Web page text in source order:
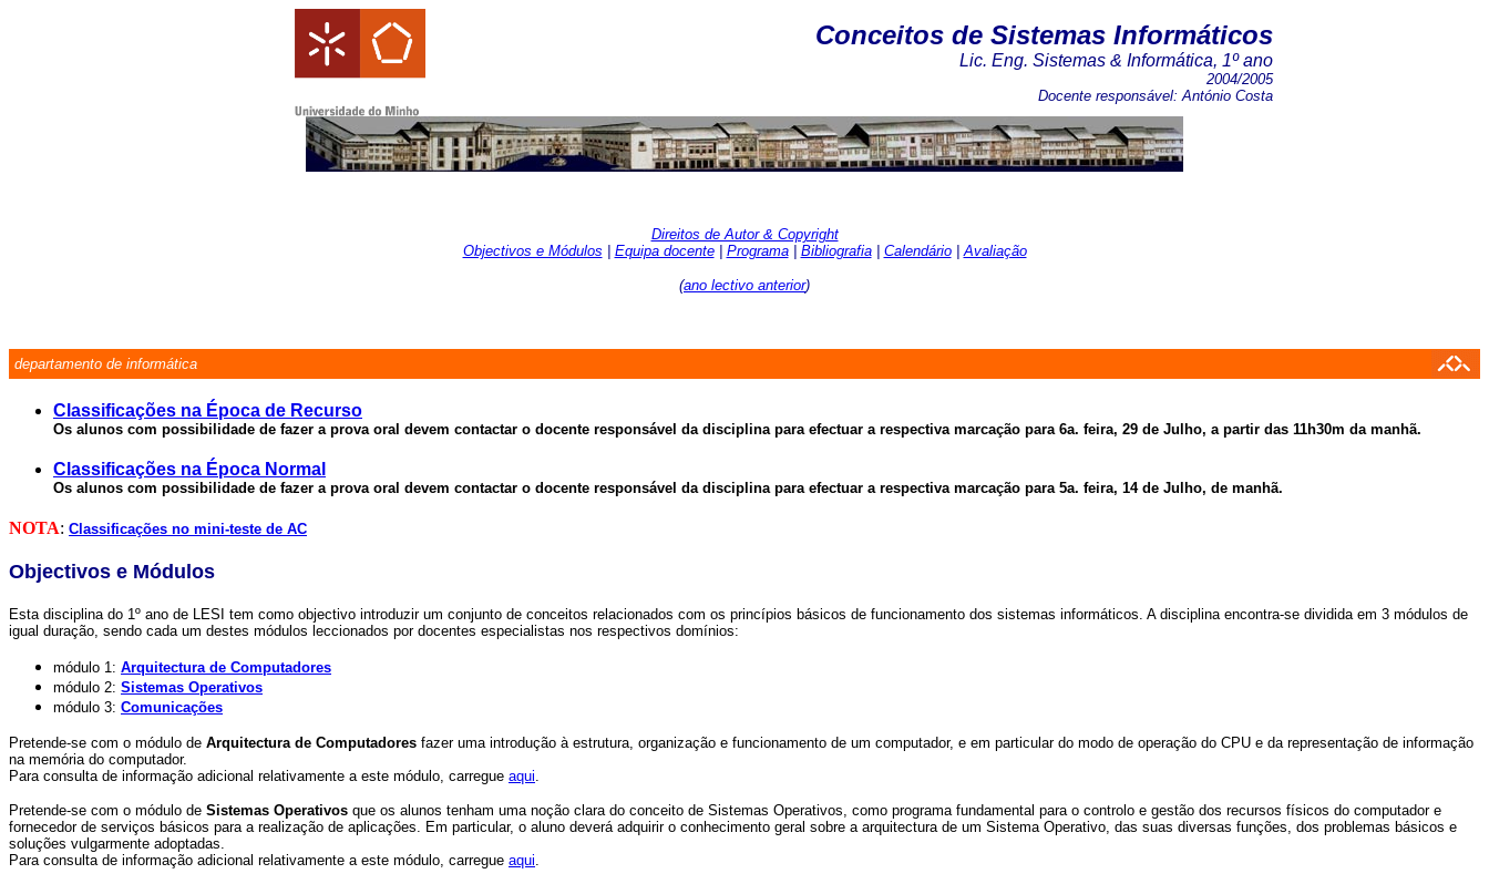
Conceitos de Sistemas Informáticos
Lic. Eng. Sistemas & Informática, 1º ano
2004/2005
Docente responsável: António Costa
Direitos de Autor & Copyright
Objectivos e Módulos
Equipa docente| Programa| Bibliografia| Calendário|Avaliação
(ano lectivo anterior)
departamento de informática
Classificações na Época de Recurso
Os alunos com possibilidade de fazer a prova oral devem contactar o docente responsável da disciplina para efectuar a respectiva marcação para 6a. feira, 29 de Julho, a partir das 11h30m da manhã.
Classificações na Época Normal
Os alunos com possibilidade de fazer a prova oral devem contactar o docente responsável da disciplina para efectuar a respectiva marcação para 5a. feira, 14 de Julho, de manhã.
NOTA: Classificações no mini-teste de AC
Objectivos e Módulos
Esta disciplina do 1º ano de LESI tem como objectivo introduzir um conjunto de conceitos relacionados com os princípios básicos de funcionamento dos sistemas informáticos. A disciplina encontra-se dividida em 3 módulos de
igual duração, sendo cada um destes módulos leccionados por docentes especialistas nos respectivos domínios:
módulo 1: Arquitectura de Computadores
módulo 2: Sistemas Operativos
módulo 3: Comunicações
Pretende-se com o módulo de Arquitectura de Computadores fazer uma introdução à estrutura, organização e funcionamento de um computador, e em particular do modo de operação do CPU e da representação de informação
na memória do computador.
Para consulta de informação adicional relativamente a este módulo, carregue aqui
Pretende-se com o módulo de Sistemas Operativos que os alunos tenham uma noção clara do conceito de Sistemas Operativos, como programa fundamental para o controlo e gestão dos recursos físicos do computador e
fornecedor de serviços básicos para a realização de aplicações. Em particular, o aluno deverá adquirir o conhecimento geral sobre a arquitectura de um Sistema Operativo, das suas diversas funções, dos problemas básicos e
soluções vulgarmente adoptadas.
Para consulta de informação adicional relativamente a este módulo, carregue aqui